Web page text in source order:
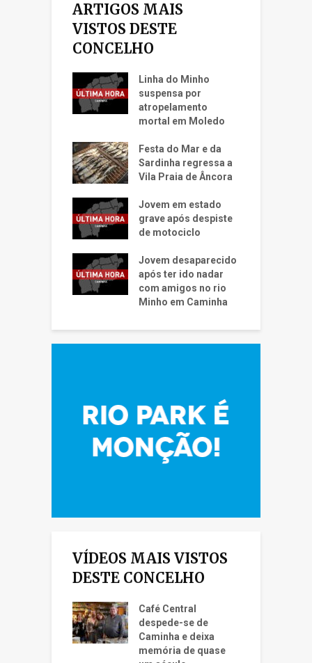
ARTIGOS MAIS
VISTOS DESTE
CONCELHO
Linha do Minho
suspensa por
atropelamento
mortal em Moledo
Festa do Mar e da
Sardinha regressa a
Vila Praia de Âncora
Jovem em estado
grave após despiste
de motociclo
Jovem desaparecido
após ter ido nadar
com amigos no rio
Minho em Caminha
VÍDEOS MAIS VISTOS
DESTE CONCELHO
Café Central
despede-se de
Caminha e deixa
memória de quase